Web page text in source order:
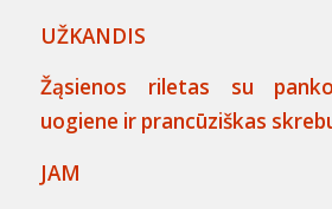
UŽKANDIS
Žąsienos riletas su
uogiene ir prancūziškas
JAM